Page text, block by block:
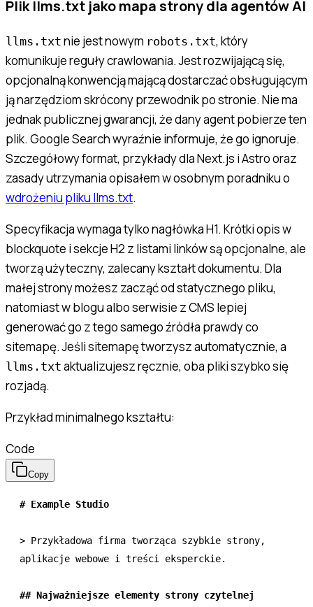
Plik llms.txt jako mapa strony dla agentów AI
llms.txt nie jest nowym robots.txt, który
komunikuje reguły crawlowania. Jest rozwijającą się,
opcjonalną konwencją mającą dostarczać obsługującym
ją narzędziom skrócony przewodnik po stronie. Nie ma
jednak publicznej gwarancji, że dany agent pobierze ten
plik. Google Search wyraźnie informuje, że go ignoruje.
Szczegółowy format, przykłady dla Next.js i Astro oraz
zasady utrzymania opisałem w osobnym poradniku o
wdrożeniu pliku llms.txt.
Specyfikacja wymaga tylko nagłówka H1. Krótki opis w
blockquote i sekcje H2 z listami linków są opcjonalne, ale
tworzą użyteczny, zalecany kształt dokumentu. Dla
małej strony możesz zacząć od statycznego pliku,
natomiast w blogu albo serwisie z CMS lepiej
generować go z tego samego źródła prawdy co
sitemapę. Jeśli sitemapę tworzysz automatycznie, a
llms.txt aktualizujesz ręcznie, oba pliki szybko się
rozjadą.
Przykład minimalnego kształtu:
Code
Copy
# Example Studio
> Przykładowa firma tworząca szybkie strony,
aplikacje webowe i treści eksperckie.
## Najważniejsze elementy strony czytelnej